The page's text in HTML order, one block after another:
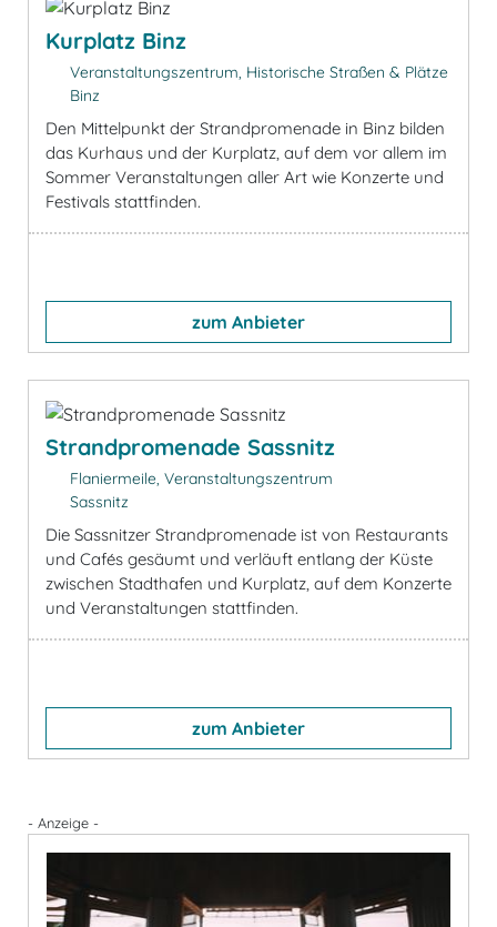
Kurplatz Binz
Veranstaltungszentrum, Historische Straßen & Plätze
Binz
Den Mittelpunkt der Strandpromenade in Binz bilden
das Kurhaus und der Kurplatz, auf dem vor allem im
Sommer Veranstaltungen aller Art wie Konzerte und
Festivals stattfinden.
zum Anbieter
Strandpromenade Sassnitz
Flaniermeile, Veranstaltungszentrum
Sassnitz
Die Sassnitzer Strandpromenade ist von Restaurants
und Cafés gesäumt und verläuft entlang der Küste
zwischen Stadthafen und Kurplatz, auf dem Konzerte
und Veranstaltungen stattfinden.
zum Anbieter
- Anzeige -